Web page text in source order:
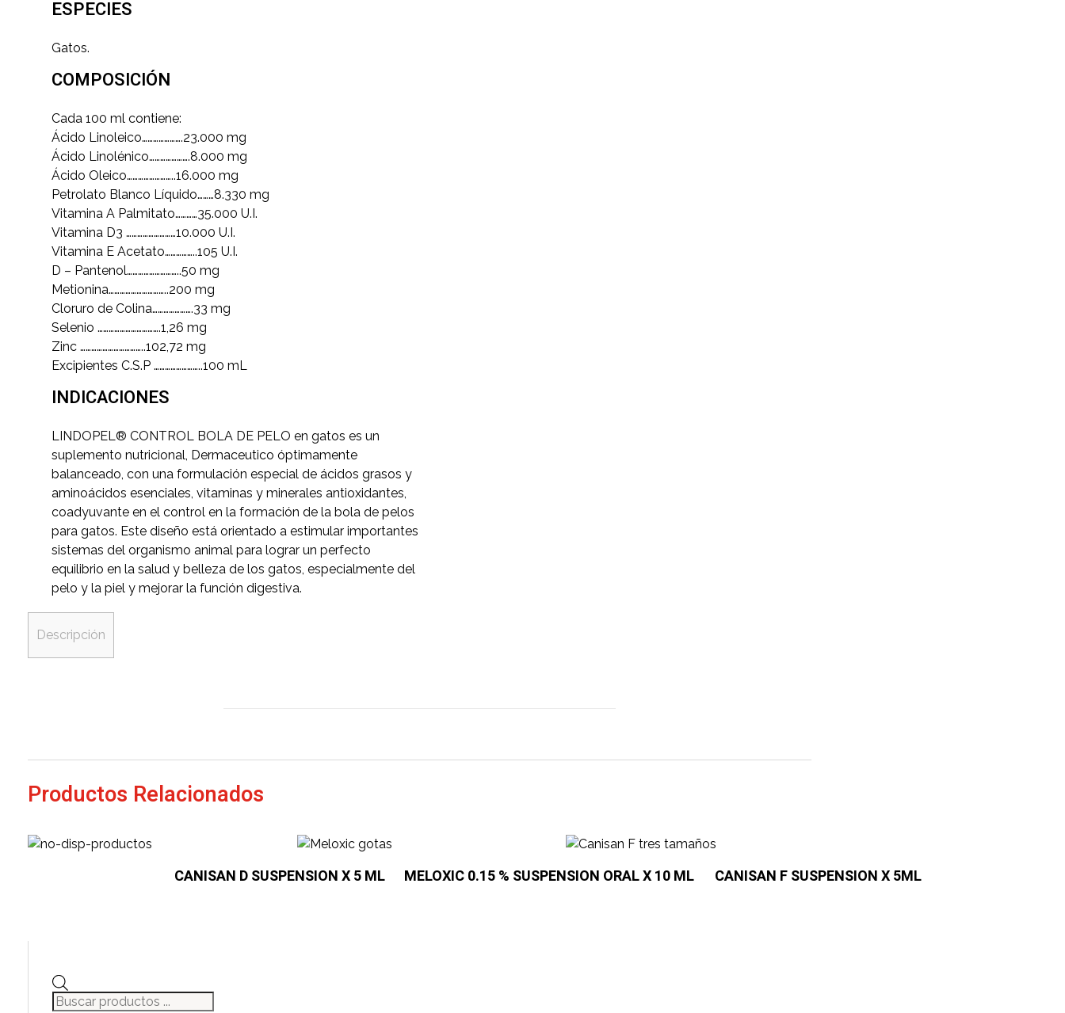
ESPECIES
Gatos.
COMPOSICIÓN
Cada 100 ml contiene:
Ácido Linoleico………………….23.000 mg
Ácido Linolénico………………….8.000 mg
Ácido Oleico……………………..16.000 mg
Petrolato Blanco Líquido………8.330 mg
Vitamina A Palmitato…………35.000 U.I.
Vitamina D3 ………………………10.000 U.I.
Vitamina E Acetato……………..105 U.I.
D – Pantenol………………………..50 mg
Metionina…………………………..200 mg
Cloruro de Colina………………….33 mg
Selenio …………………………….1,26 mg
Zinc ……………………………..102,72 mg
Excipientes C.S.P ……………………..100 mL
INDICACIONES
LINDOPEL® CONTROL BOLA DE PELO en gatos es un
suplemento nutricional, Dermaceutico óptimamente
balanceado, con una formulación especial de ácidos grasos y
aminoácidos esenciales, vitaminas y minerales antioxidantes,
coadyuvante en el control en la formación de la bola de pelos
para gatos. Este diseño está orientado a estimular importantes
sistemas del organismo animal para lograr un perfecto
equilibrio en la salud y belleza de los gatos, especialmente del
pelo y la piel y mejorar la función digestiva.
Descripción
Productos Relacionados
CANISAN D SUSPENSION X 5 ML MELOXIC 0.15 % SUSPENSION ORAL X 10 ML CANISAN F SUSPENSION X 5ML
de